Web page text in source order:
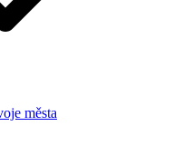
města